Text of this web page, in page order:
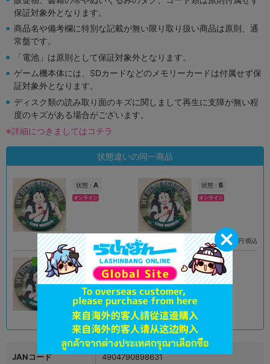
保証対象外となります。
商品名や備考欄に特別な記載が無い限り取り扱い商品は原則、通
常盤です。
「電池」は原則として保証対象外となります。
ゲーム機本体には、SDカードなどのメモリーカードは付属せず保
証対象外となります。
ディスク類の読み取り面のキズに関しまして再生に支障が無い程
度のキズがある場合がございます。
※詳細につきましてはコチラ
状態違いの同一商品
状態 : A
オンライン
在庫あり 円 税込
状態 : B
オンライン
在庫あり 590円 税込
新入荷 状態 :
新座流通センター
在庫あり 590円 税込
JANコード 4904790898631